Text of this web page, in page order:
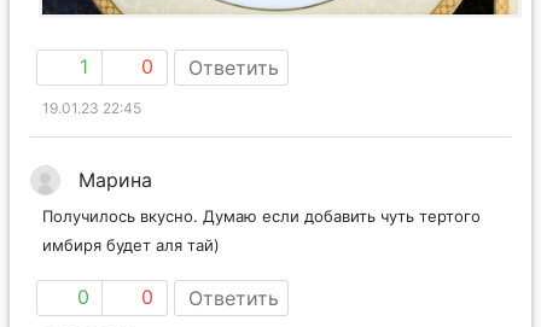
1 0 Ответить
19.01.23 22:45
Марина
Получилось вкусно. Думаю если добавить чуть тертого
имбиря будет аля тай)
0 0 Ответить